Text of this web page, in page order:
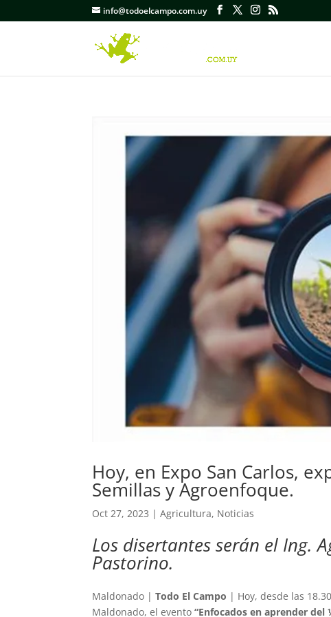
info@todoelcampo.com.uy
Hoy, en Expo San Carlos,
Semillas y Agroenfoque.
Oct 27, 2023 |Agricultura, Noticias
Los disertantes serán el Ing.
Pastorino.
Maldonado |Todo El Campo | Hoy, desde las
Maldonado, el evento“Enfocados en aprender